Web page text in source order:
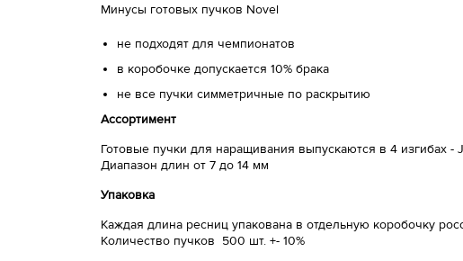
Минусы готовых пучков Novel
не подходят для чемпионатов
в коробочке допускается 10% брака
не все пучки симметричные по раскрытию
Ассортимент
Готовые пучки для наращивания выпускаются в 4 изгибах -
Диапазон длин от 7 до 14 мм
Упаковка
Каждая длина ресниц упакована в отдельную коробочку
Количество пучков 500 шт. +- 10%